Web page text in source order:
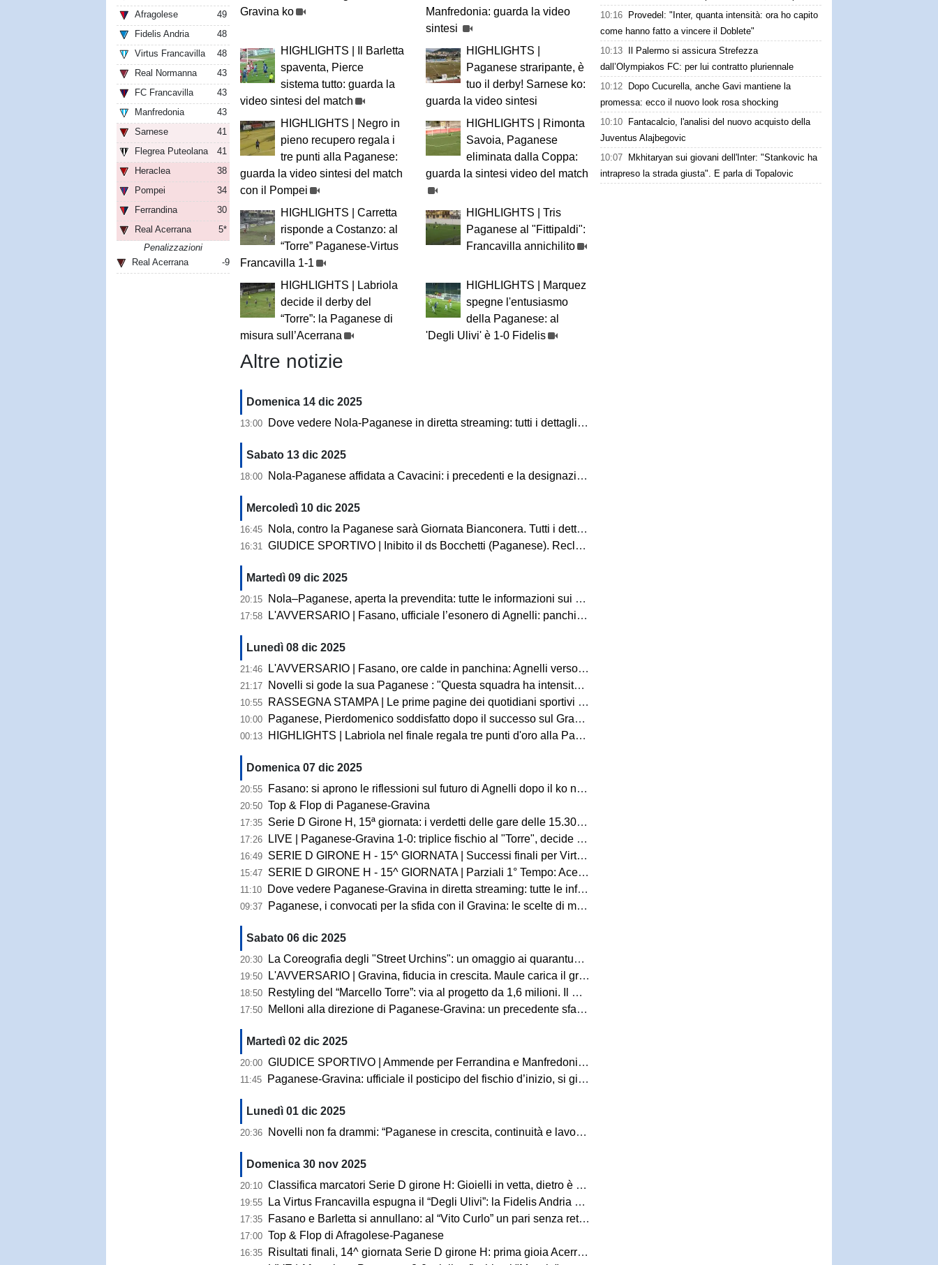
Afragolese
49
Fidelis Andria
48
Virtus Francavilla
48
Real Normanna
43
FC Francavilla
43
Manfredonia
43
Sarnese
41
Flegrea Puteolana
41
Heraclea
38
Pompei
34
Ferrandina
30
Real Acerrana
5*
Penalizzazioni
Real Acerrana
-9
Gravina ko
Manfredonia: guarda la video
sintesi
HIGHLIGHTS | Il Barletta
spaventa, Pierce
sistema tutto: guarda la
video sintesi del match
HIGHLIGHTS |
Paganese straripante, è
tuo il derby! Sarnese ko:
guarda la video sintesi
HIGHLIGHTS | Negro in
pieno recupero regala i
tre punti alla Paganese:
guarda la video sintesi del match
con il Pompei
HIGHLIGHTS | Rimonta
Savoia, Paganese
eliminata dalla Coppa:
guarda la sintesi video del match
HIGHLIGHTS | Carretta
risponde a Costanzo: al
“Torre” Paganese-Virtus
Francavilla 1-1
HIGHLIGHTS | Tris
Paganese al "Fittipaldi":
Francavilla annichilito
HIGHLIGHTS | Labriola
decide il derby del
“Torre”: la Paganese di
misura sull’Acerrana
HIGHLIGHTS | Marquez
spegne l'entusiasmo
della Paganese: al
'Degli Ulivi' è 1-0 Fidelis
Altre notizie
Domenica 14 dic 2025
13:00 Dove vedere Nola-Paganese in diretta streaming: tutti i dettagli per seguire l'incontro
Sabato 13 dic 2025
18:00 Nola-Paganese affidata a Cavacini: i precedenti e la designazione completa
Mercoledì 10 dic 2025
16:45 Nola, contro la Paganese sarà Giornata Bianconera. Tutti i dettagli sui tagliandi
16:31 GIUDICE SPORTIVO | Inibito il ds Bocchetti (Paganese). Reclamo Pompei, non omologato il match con l'Acerrana
Martedì 09 dic 2025
20:15 Nola–Paganese, aperta la prevendita: tutte le informazioni sui biglietti. C'è la diretta streaming!
17:58 L'AVVERSARIO | Fasano, ufficiale l’esonero di Agnelli: panchina affidata temporaneamente a Pistoia
Lunedì 08 dic 2025
21:46 L'AVVERSARIO | Fasano, ore calde in panchina: Agnelli verso l’esonero. Esposito in pole per la successione
21:17 Novelli si gode la sua Paganese : "Questa squadra ha intensità, fame e ambizione"
10:55 RASSEGNA STAMPA | Le prime pagine dei quotidiani sportivi sul successo della Paganese contro il Gravina
10:00 Paganese, Pierdomenico soddisfatto dopo il successo sul Gravina: “Abbiamo creato tanto, vittoria importante per fiducia e continuità”
00:13 HIGHLIGHTS | Labriola nel finale regala tre punti d'oro alla Paganese: Gravina ko
Domenica 07 dic 2025
20:55 Fasano: si aprono le riflessioni sul futuro di Agnelli dopo il ko nel derby con il Martina
20:50 Top & Flop di Paganese-Gravina
17:35 Serie D Girone H, 15ª giornata: i verdetti delle gare delle 15.30. Ko Fasano, volano Paganese e Barletta
17:26 LIVE | Paganese-Gravina 1-0: triplice fischio al "Torre", decide Labriola
16:49 SERIE D GIRONE H - 15^ GIORNATA | Successi finali per Virtus Francavilla e Sarnese. Primo tempo positivo per il Martina
15:47 SERIE D GIRONE H - 15^ GIORNATA | Parziali 1° Tempo: Acerrana, Normanna e Sarnese avanti
11:10 Dove vedere Paganese-Gravina in diretta streaming: tutte le info utili
09:37 Paganese, i convocati per la sfida con il Gravina: le scelte di mister Novelli
Sabato 06 dic 2025
20:30 La Coreografia degli "Street Urchins": un omaggio ai quarantuno anni di passione per la Paganese
19:50 L'AVVERSARIO | Gravina, fiducia in crescita. Maule carica il gruppo «A Pagani serve una prova di maturità»
18:50 Restyling del “Marcello Torre”: via al progetto da 1,6 milioni. Il Sindaco De Prisco: «Un impegno verso la città e i tifosi». Ecco l'elenco di tutte le opere finanziate
17:50 Melloni alla direzione di Paganese-Gravina: un precedente sfavorevole ai pugliesi
Martedì 02 dic 2025
20:00 GIUDICE SPORTIVO | Ammende per Ferrandina e Manfredonia, un turno ad Agnelli (Fasano) e Jallow (Manfredonia)
11:45 Paganese-Gravina: ufficiale il posticipo del fischio d’inizio, si gioca alle 15.30
Lunedì 01 dic 2025
20:36 Novelli non fa drammi: “Paganese in crescita, continuità e lavoro sono la strada”
Domenica 30 nov 2025
20:10 Classifica marcatori Serie D girone H: Gioielli in vetta, dietro è bagarre
19:55 La Virtus Francavilla espugna il “Degli Ulivi”: la Fidelis Andria cade dopo dieci mesi
17:35 Fasano e Barletta si annullano: al “Vito Curlo” un pari senza reti. Paganese prima in coabitazione
17:00 Top & Flop di Afragolese-Paganese
16:35 Risultati finali, 14^ giornata Serie D girone H: prima gioia Acerrana, ok Gravina e Nola. In corso Fasano-Barletta e Fidelis Andria-Virtus Francavilla
10:16
Provedel: "Inter, quanta intensità: ora ho capito
come hanno fatto a vincere il Doblete"
10:13
Il Palermo si assicura Strefezza
dall’Olympiakos FC: per lui contratto pluriennale
10:12
Dopo Cucurella, anche Gavi mantiene la
promessa: ecco il nuovo look rosa shocking
10:10
Fantacalcio, l'analisi del nuovo acquisto della
Juventus Alajbegovic
10:07
Mkhitaryan sui giovani dell'Inter: "Stankovic ha
intrapreso la strada giusta". E parla di Topalovic